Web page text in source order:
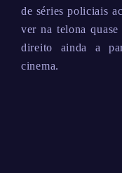
de séries policiais
ver na telona
direito ainda a
cinema.